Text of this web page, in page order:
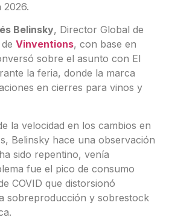
2026.
Belinsky, Director Global de
Vinventions, con base en
sobre el asunto con El
la feria, donde la marca
en cierres para vinos y
la velocidad en los cambios en
Belinsky hace una observación
sido repentino, venía
fue el pico de consumo
COVID que distorsionó
sobreproducción y sobrestock